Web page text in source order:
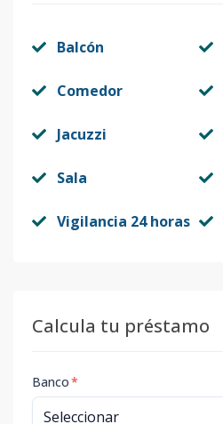
Balcón
Comedor
Jacuzzi
Sala
Vigilancia 24 horas
Calcula tu préstamo
Banco*